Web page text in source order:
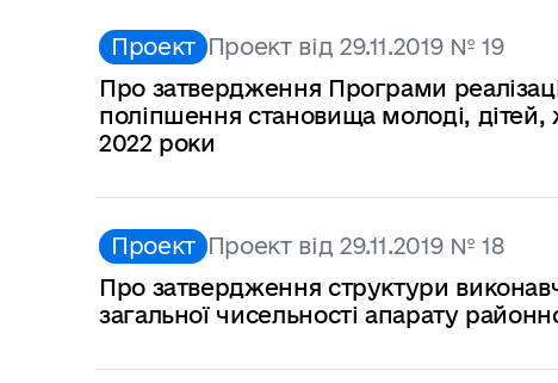
Проект Проект від 29.11.2019 № 19
Про затвердження Програми
поліпшення становища молоді, дітей,
2022 роки
Проект Проект від 29.11.2019 № 18
Про затвердження структури
загальної чисельності апарату